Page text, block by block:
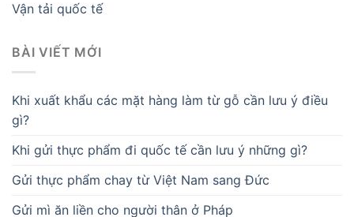
Vận tải quốc tế
BÀI VIẾT MỚI
Khi xuất khẩu các mặt hàng làm từ gỗ cần lưu ý điều
gì?
Khi gửi thực phẩm đi quốc tế cần lưu ý những gì?
Gửi thực phẩm chay từ Việt Nam sang Đức
Gửi mì ăn liền cho người thân ở Pháp